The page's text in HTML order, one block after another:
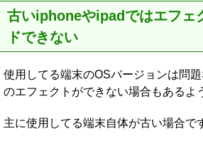
古いiphoneやipadではエフェ
ドできない
使用してる端末のOSバージョンは問
のエフェクトができない場合もあるよ
主に使用してる端末自体が古い場合で